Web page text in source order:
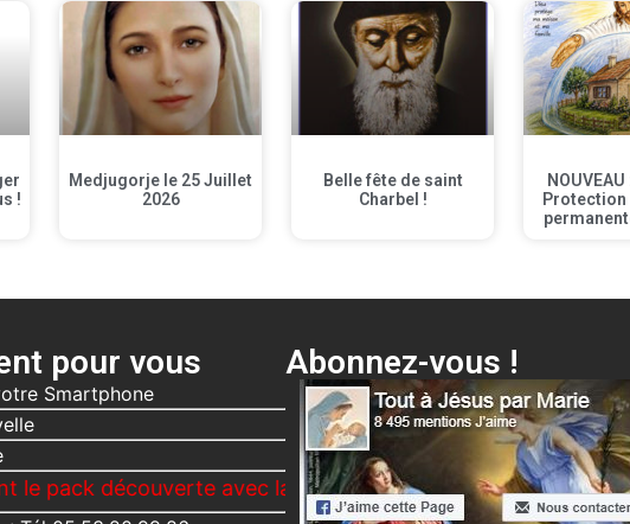
!
Medjugorje le 25 Juillet
2026
Belle fête de saint
Charbel !
pour vous
Smartphone
avec la Bonne Nouvelle, Le Voici ta Mère +
Abonnez-vous !